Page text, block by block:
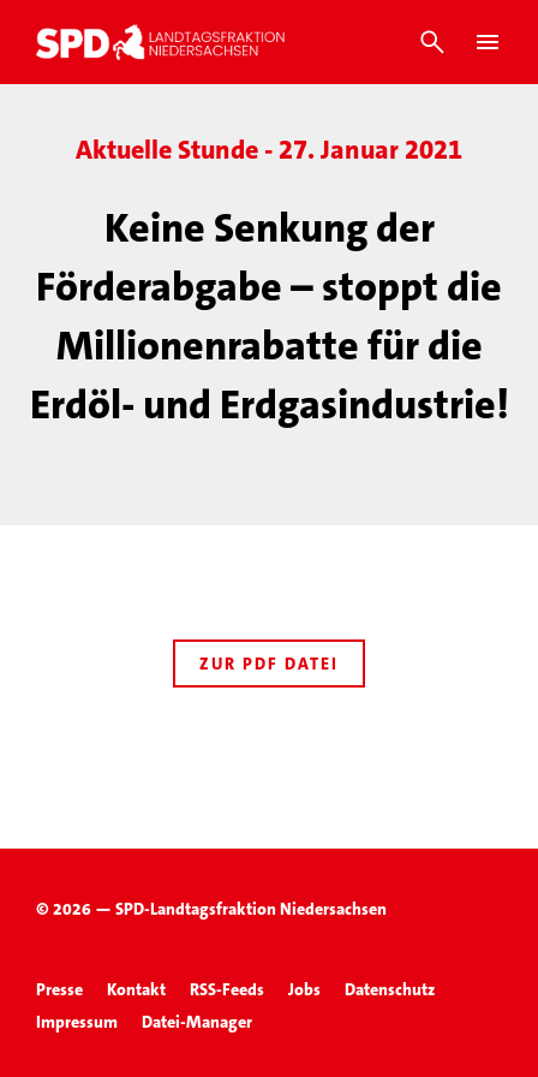
Aktuelle Stunde - 27. Januar 2021
Keine Senkung der
Förderabgabe – stoppt die
Millionenrabatte für die
Erdöl- und Erdgasindustrie!
ZUR PDF DATEI
© 2026 — SPD-Landtagsfraktion Niedersachsen
Presse Kontakt RSS-Feeds Jobs
Datenschutz
Impressum
Datei-Manager